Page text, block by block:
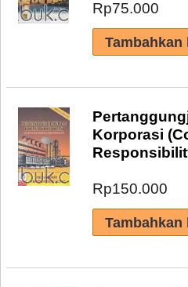
Rp75.000
Korporasi
Rp150.000